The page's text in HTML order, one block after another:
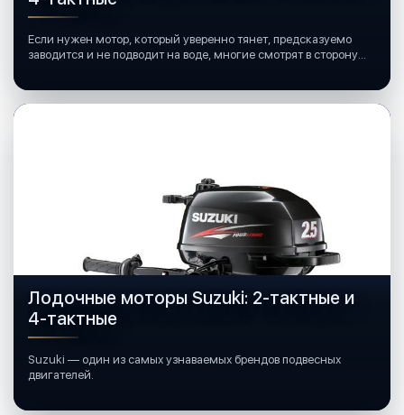
Если нужен мотор, который уверенно тянет, предсказуемо
заводится и не подводит на воде, многие смотрят в сторону
Лодочные моторы Suzuki: 2-тактные и
4-тактные
Suzuki — один из самых узнаваемых брендов подвесных
двигателей.